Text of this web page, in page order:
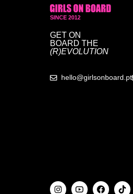
SINCE 2012
GET ON
BOARD THE
(R)EVOLUTION
hello@girlsonboard.pt